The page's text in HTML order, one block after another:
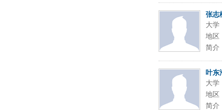
张志
大学
地区
简介
叶东
大学
地区
简介